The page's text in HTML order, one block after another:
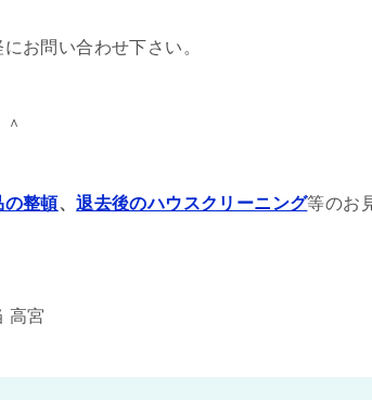
お問い合わせ下さい。
の整頓、退去後のハウスクリーニング等のお
高宮